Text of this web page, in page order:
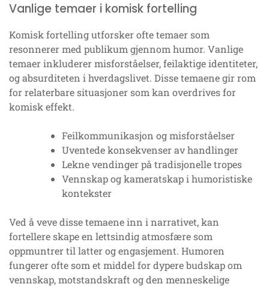
Vanlige temaer i komisk fortelling
Komisk fortelling utforsker ofte temaer som
resonnerer med publikum gjennom humor. Vanlige
temaer inkluderer misforståelser, feilaktige identiteter,
og absurditeten i hverdagslivet. Disse temaene gir rom
for relaterbare situasjoner som kan overdrives for
komisk effekt.
Feilkommunikasjon og misforståelser
Uventede konsekvenser av handlinger
Lekne vendinger på tradisjonelle tropes
Vennskap og kameratskap i humoristiske
kontekster
Ved å veve disse temaene inn i narrativet, kan
fortellere skape en lettsindig atmosfære som
oppmuntrer til latter og engasjement. Humoren
fungerer ofte som et middel for dypere budskap om
vennskap, motstandskraft og den menneskelige